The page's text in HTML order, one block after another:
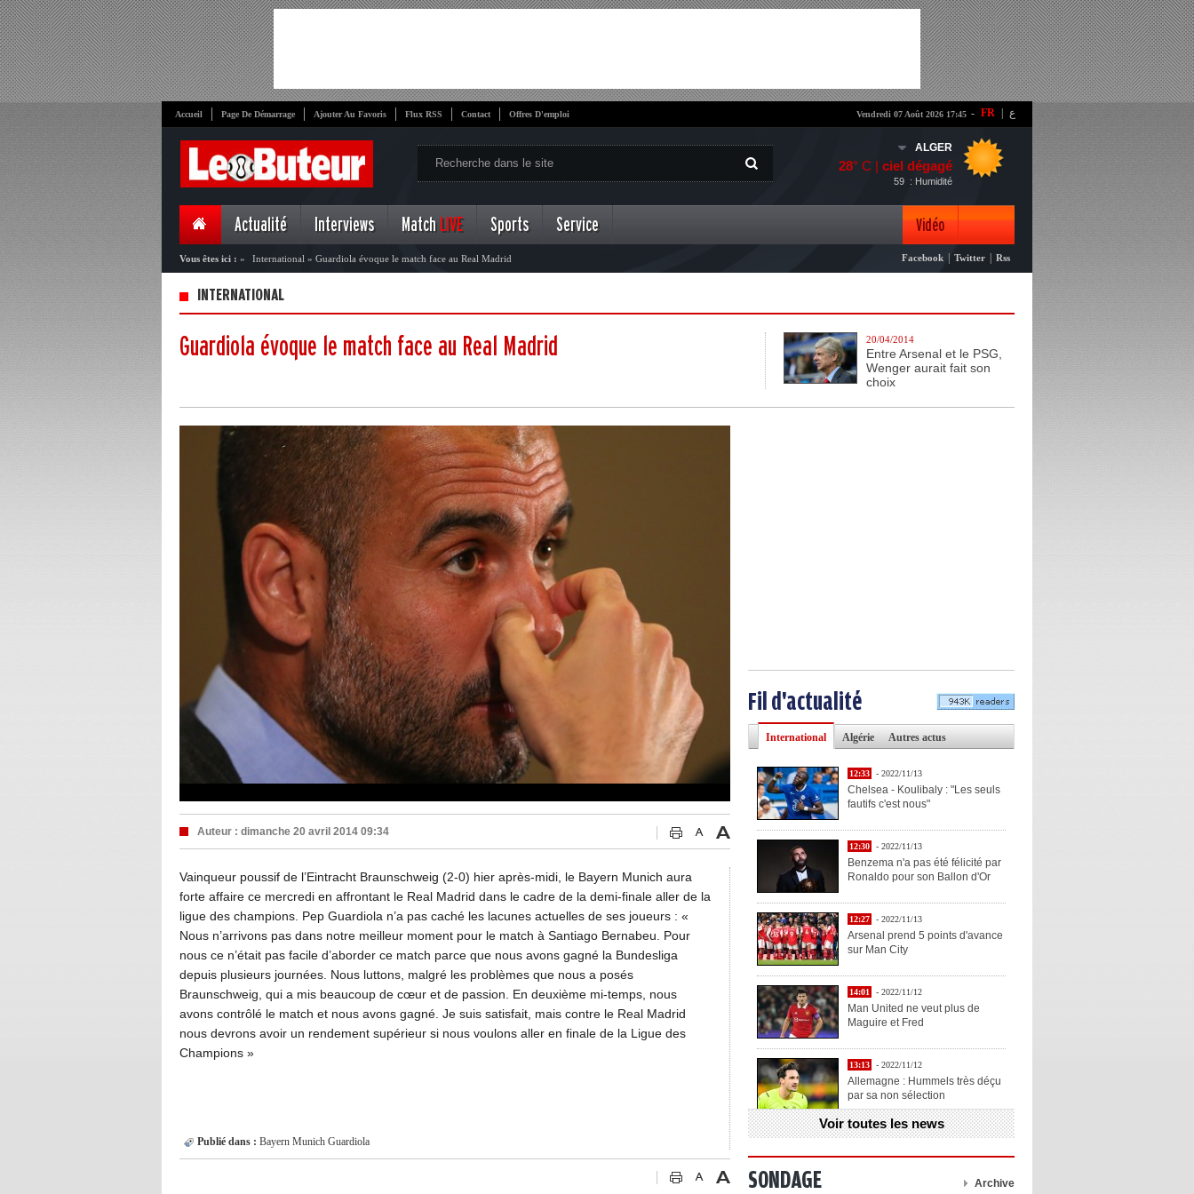
- FR ع Accueil Page De Démarrage Ajouter Au Favoris Flux RSS Contact Offres D'emploi Vendredi 07 Août 2026 17:45
ALGER
28° C | ciel dégagé
: Humidité
59
Actualité Interviews Match LIVE Sports Service Vidéo
Photo
Vous êtes ici : » International » Guardiola évoque le match face au Real Madrid Facebook Twitter Rss
INTERNATIONAL
Guardiola évoque le match face au Real Madrid 20/04/2014
Entre Arsenal et le PSG,
Wenger aurait fait son
choix
Auteur : dimanche 20 avril 2014 09:34
Vainqueur poussif de l’Eintracht Braunschweig (2-0) hier après-midi, le Bayern Munich aura
forte affaire ce mercredi en affrontant le Real Madrid dans le cadre de la demi-finale aller de la
ligue des champions. Pep Guardiola n’a pas caché les lacunes actuelles de ses joueurs : «
Nous n’arrivons pas dans notre meilleur moment pour le match à Santiago Bernabeu. Pour
nous ce n’était pas facile d’aborder ce match parce que nous avons gagné la Bundesliga
depuis plusieurs journées. Nous luttons, malgré les problèmes que nous a posés
Braunschweig, qui a mis beaucoup de cœur et de passion. En deuxième mi-temps, nous
avons contrôlé le match et nous avons gagné. Je suis satisfait, mais contre le Real Madrid
nous devrons avoir un rendement supérieur si nous voulons aller en finale de la Ligue des
Champions »
Publié dans : Bayern Munich Guardiola
Fil d'actualité
International Algérie Autres actus
12:33 - 2022/11/13
Chelsea - Koulibaly : "Les seuls
fautifs c'est nous"
12:30 - 2022/11/13
Benzema n'a pas été félicité par
Ronaldo pour son Ballon d'Or
12:27 - 2022/11/13
Arsenal prend 5 points d'avance
sur Man City
14:01 - 2022/11/12
Man United ne veut plus de
Maguire et Fred
13:13 - 2022/11/12
Allemagne : Hummels très déçu
par sa non sélection
13:11 - 2022/11/12
Henry explique la chose qu'il
Voir toutes les news
SONDAGE Archive